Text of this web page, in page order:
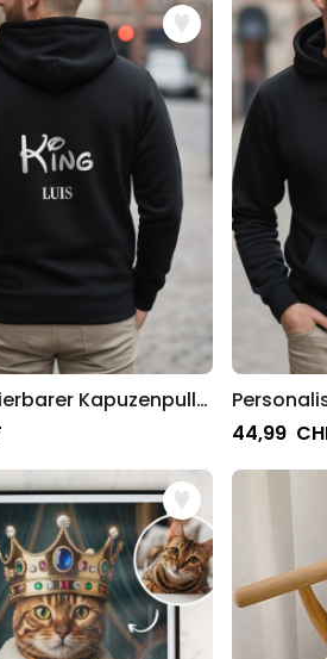
Personalisierbarer Kapuzenpullover mit Text
44,99 CHF